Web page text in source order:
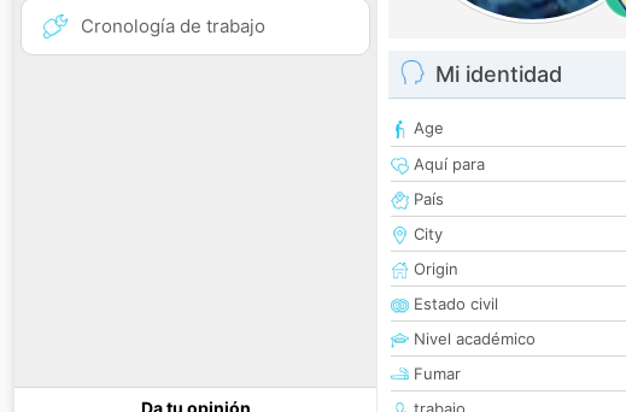
Cronología de trabajo
Da tu opinión
Mi identidad
Age
Aquí para
País
City
Origin
Estado civil
Nivel académico
Fumar